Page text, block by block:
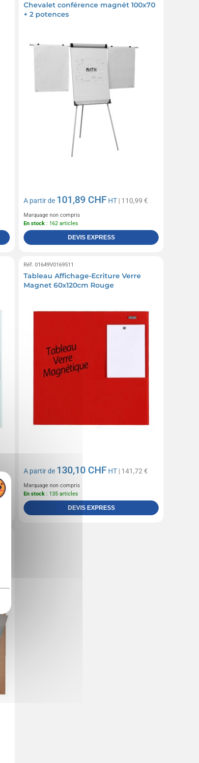
Chevalet conférence magnét 100x70
+ 2 potences
A partir de 101,89 CHF HT | 110,99 €
Marquage non compris
En stock : 162 articles
DEVIS EXPRESS
Réf. 01649V0169511
Tableau Affichage-Ecriture Verre
Magnet 60x120cm Rouge
A partir de 130,10 CHF HT | 141,72 €
Marquage non compris
En stock : 135 articles
DEVIS EXPRESS